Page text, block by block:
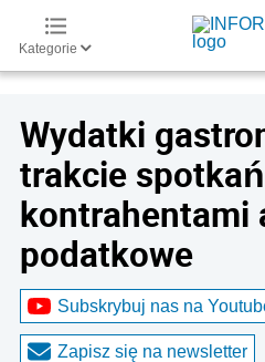
Kategorie
Wydatki
trakcie
kontrahentami
podatkowe
Subskrybuj nas na
Zapisz się na newsletter